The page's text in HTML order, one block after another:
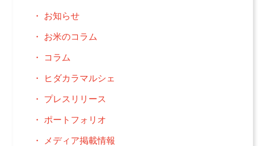
お知らせ
お米のコラム
コラム
ヒダカラマルシェ
プレスリリース
ポートフォリオ
メディア掲載情報